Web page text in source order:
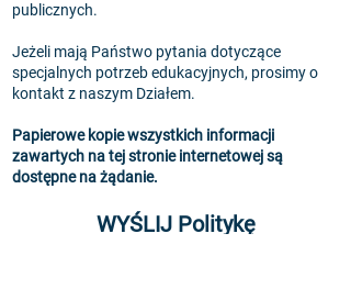
publicznych.
Jeżeli mają Państwo pytania dotyczące
specjalnych potrzeb edukacyjnych, prosimy o
kontakt z naszym Działem.
Papierowe kopie wszystkich informacji
zawartych na tej stronie internetowej są
dostępne na żądanie.
WYŚLIJ Politykę